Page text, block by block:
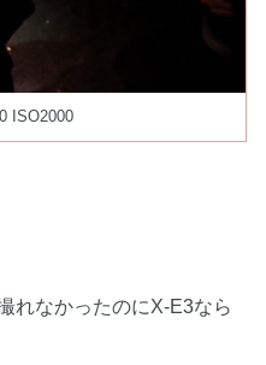
ISO2000
れなかったのにX-E3なら